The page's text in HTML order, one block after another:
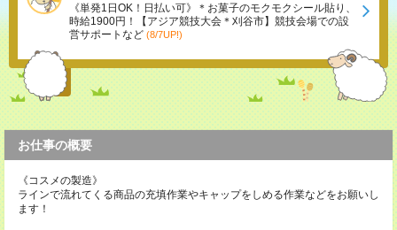
《単発1日OK！日払い可》＊お菓子のモクモクシール貼り、
時給1900円！【アジア競技大会＊刈谷市】競技会場での設
営サポートなど (8/7UP!)
お仕事の概要
《コスメの製造》
ラインで流れてくる商品の充填作業やキャップをしめる作業などをお願いし
ます！